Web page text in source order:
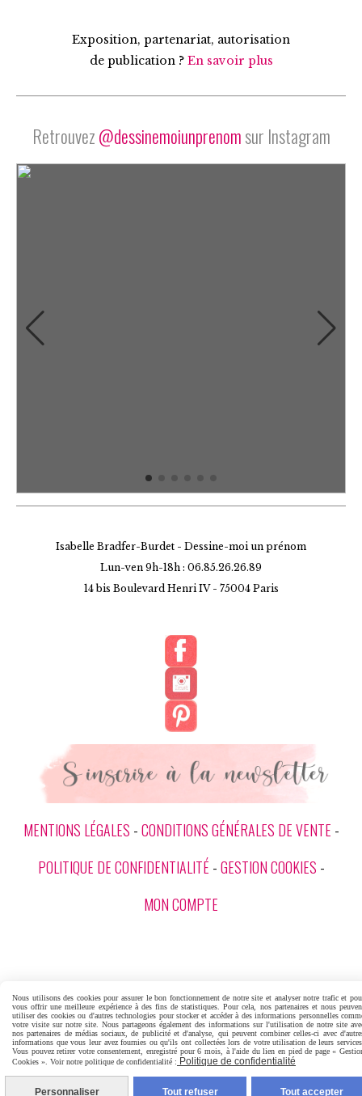
Exposition, partenariat, autorisation
de publication ? En savoir plus
Retrouvez@dessinemoiunprenomsur Instagram
Isabelle Bradfer-Burdet - Dessine-moi un prénom
Lun-ven 9h-18h : 06.85.26.26.89
14 bis Boulevard Henri IV - 75004 Paris
MENTIONS LÉGALES CONDITIONS GÉNÉRALES DE VENTE
POLITIQUE DE CONFIDENTIALITÉ GESTION COOKIES
MON COMPTE
Nous utilisons des cookies pour assurer le bon fonctionnement de notre site et analyser notre trafic et
vous offrir une meilleure expérience à des fins de statistiques. Pour cela, nos partenaires et nous
utiliser des cookies ou d'autres technologies pour stocker et accéder à des informations personnelles
votre visite sur notre site. Nous partageons également des informations sur l'utilisation de notre site
nos partenaires de médias sociaux, de publicité et d'analyse, qui peuvent combiner celles-ci avec
informations que vous leur avez fournies ou qu'ils ont collectées lors de votre utilisation de leurs
Vous pouvez retirer votre consentement, enregistré pour 6 mois, à l'aide du lien en pied de page «
Cookies ». Voir notre politique de confidentialité : Politique de confidentialité
Personnaliser Tout refuser Tout accepter